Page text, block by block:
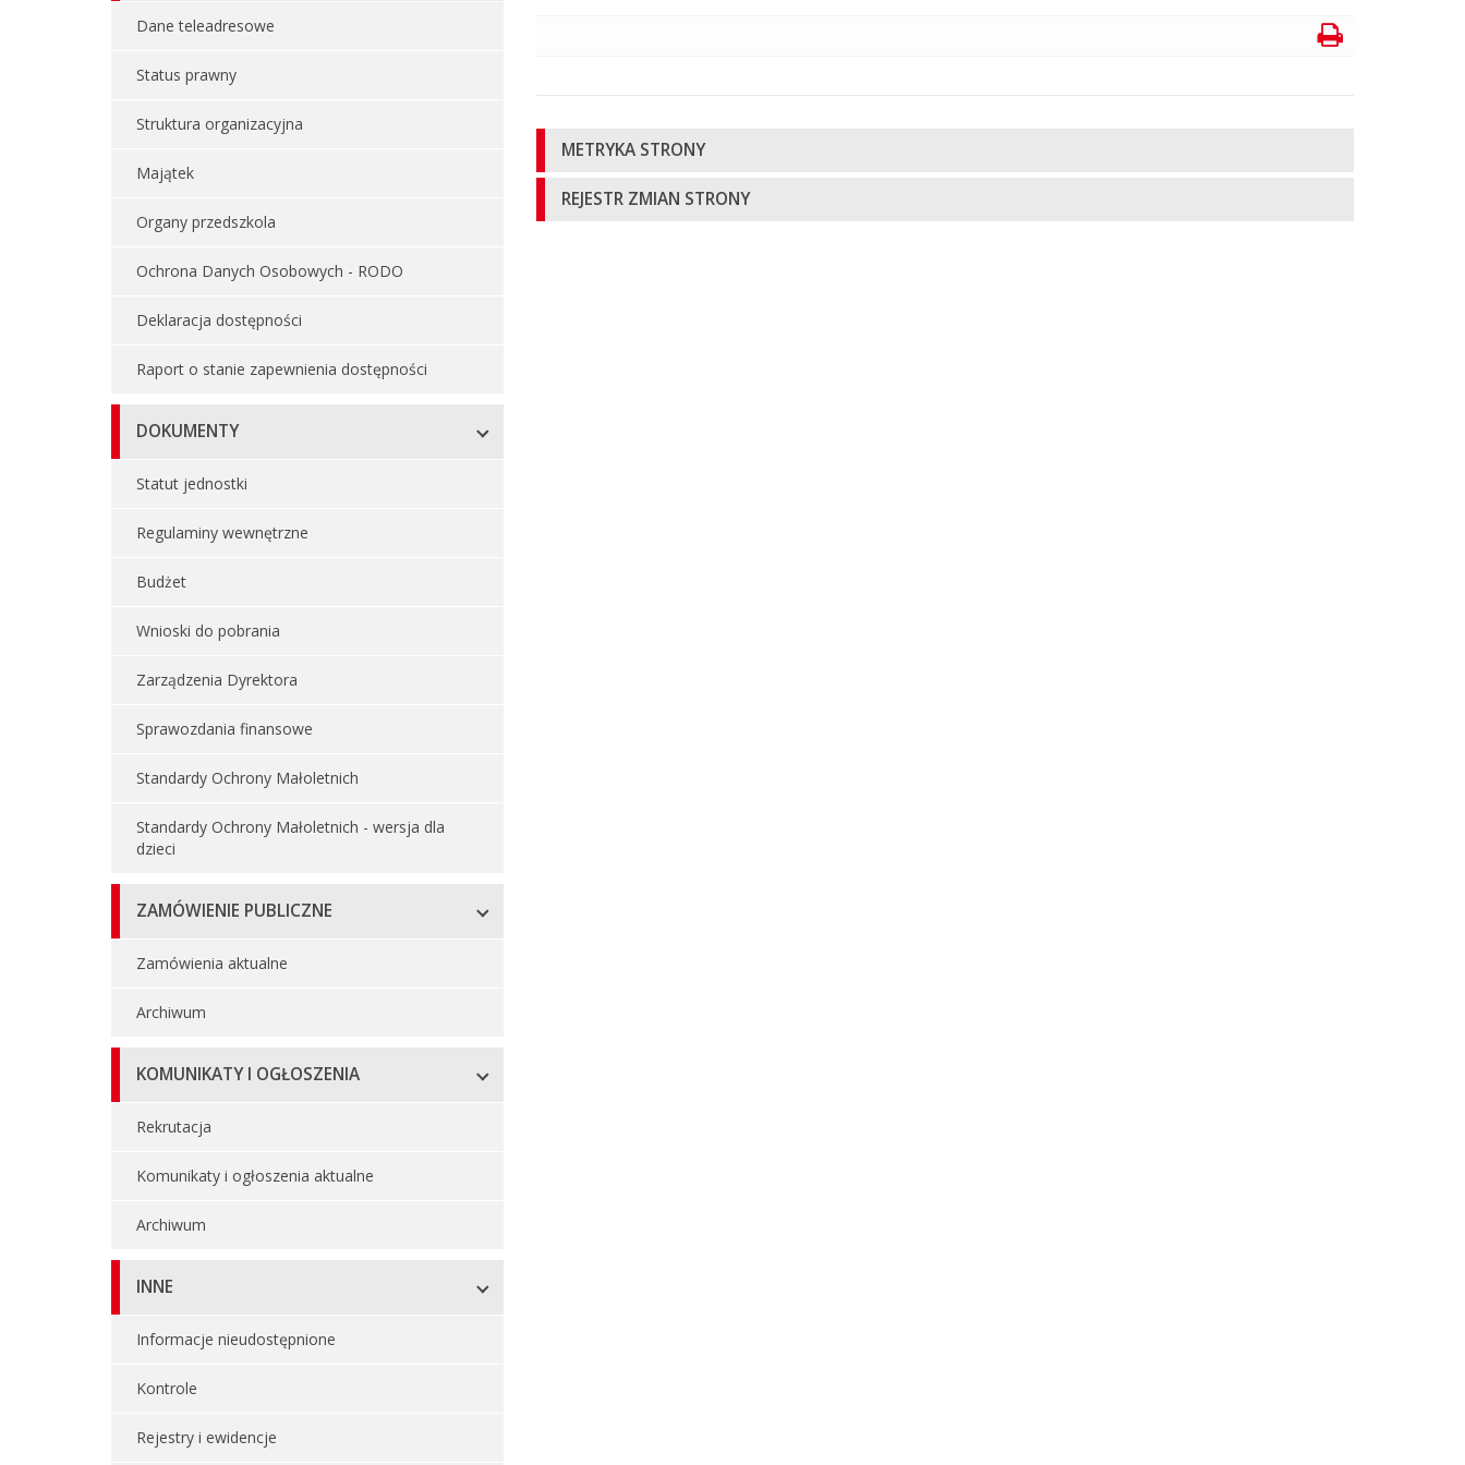
Dane teleadresowe
Status prawny
Struktura organizacyjna
Majątek
Organy przedszkola
Ochrona Danych Osobowych - RODO
Deklaracja dostępności
Raport o stanie zapewnienia dostępności
DOKUMENTY
Statut jednostki
Regulaminy wewnętrzne
Budżet
Wnioski do pobrania
Zarządzenia Dyrektora
Sprawozdania finansowe
Standardy Ochrony Małoletnich
Standardy Ochrony Małoletnich - wersja dla
dzieci
ZAMÓWIENIE PUBLICZNE
Zamówienia aktualne
Archiwum
KOMUNIKATY I OGŁOSZENIA
Rekrutacja
Komunikaty i ogłoszenia aktualne
Archiwum
INNE
Informacje nieudostępnione
Kontrole
Rejestry i ewidencje
Informacje
o
stronie
METRYKA STRONY
REJESTR ZMIAN STRONY